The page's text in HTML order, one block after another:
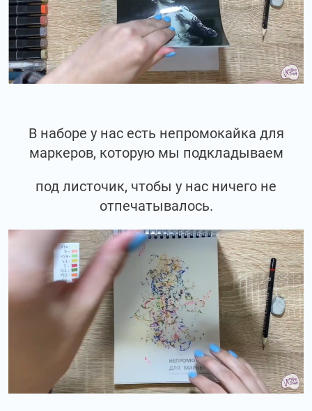
В наборе у нас есть непромокайка для
маркеров, которую мы подкладываем
под листочик, чтобы у нас ничего не
отпечатывалось.